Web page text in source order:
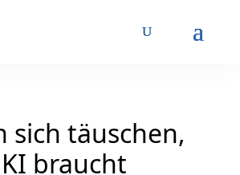
sich täuschen,
braucht